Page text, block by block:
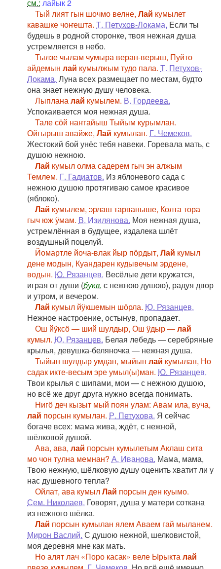
см.: лайык 2
Тый лият гын шочмо велне, Лай кумылет
кавашке чоҥешта. Т. Петухов-Локама. Если ты
будешь в родной сторонке, твоя нежная душа
устремляется в небо.
Тылзе чылам чумыра веран-верыш, Пуйто
айдемын лай кумылжым тудо пала. Т. Петухов-
Локама. Луна всех размещает по местам, будто
она знает нежную душу человека.
Лыпланалай кумылем. В. Гордеева.
Успокаивается моя нежная душа.
Тале сӧй наҥгайыш Тыйым курымлан.
Ойгырыш авайже, Лай кумылан. Г. Чемеков.
Жестокий бой унёс тебя навеки. Горевала мать, с
душою нежною.
Лай кумыл олма садерем гыч эн алжым
Темлем. Г. Гадиатов. Из яблоневого сада с
нежною душою протягиваю самое красивое
(яблоко).
Лай кумылем, эрлаш тарваныше, Колта тора
гыч юж ӱмам. В. Изилянова. Моя нежная душа,
устремлённая в будущее, издалека шлёт
воздушный поцелуй.
Йомартле йоча-влак йыр пӧрдыт, Лай кумыл
дене модын, Куандарен кудывечым эрдене,
водын. Ю. Рязанцев. Весёлые дети кружатся,
играя от души (букв. с нежною душою), радуя двор
и утром, и вечером.
Лай кумыл йӱкшемын шӧрла. Ю. Рязанцев.
Нежное настроение, остынув, пропадает.
Ош йӱксӧ — ший шулдыр, Ош ӱдыр —лай
кумыл. Ю. Рязанцев. Белая лебедь — серебряные
крылья, девушка-беляночка — нежная душа.
Тыйын шулдыр умдан, мыйын лай кумылан, Но
садак икте-весым эре умыл(ы)ман. Ю. Рязанцев.
Твои крылья с шипами, мои — с нежною душою,
но всё же друг друга нужно всегда понимать.
Нигӧ деч кызыт мый поян улам: Авам ила, вуча,
лай порсын кумылан. Р. Петухова. Я сейчас
богаче всех: мама жива, ждёт, с нежной,
шёлковой душой.
Ава, ава, лай порсын кумылетым Аклаш сита
мо чон тулна мемнан? А. Иванова. Мама, мама,
Твою нежную, шёлковую душу оценить хватит ли у
нас душевного тепла?
Ойлат, ава кумылЛай порсын ден куымо.
Сем. Николаев. Говорят, душа у матери соткана
из нежного шёлка.
Лай порсын кумылан ялем Аваем гай мыланем.
Мирон Васлий. С душою нежной, шелковистой,
моя деревня мне как мать.
Но алят лач «Поро касак» веле Ырыкталай